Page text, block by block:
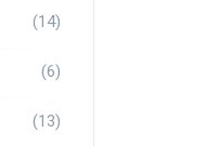
(14)
(6)
(13)